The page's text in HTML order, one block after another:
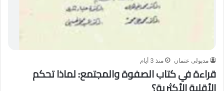
مدبولى عتمان منذ 3 أيام
قراءة في كتاب الصفوة والمجتمع: لماذا تحكم